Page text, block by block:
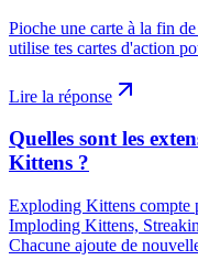
Pioche une carte à la fin
utilise tes cartes d'action
Lire la réponse
Quelles sont les
Kittens ?
Exploding Kittens compte
Imploding Kittens,
Chacune ajoute de